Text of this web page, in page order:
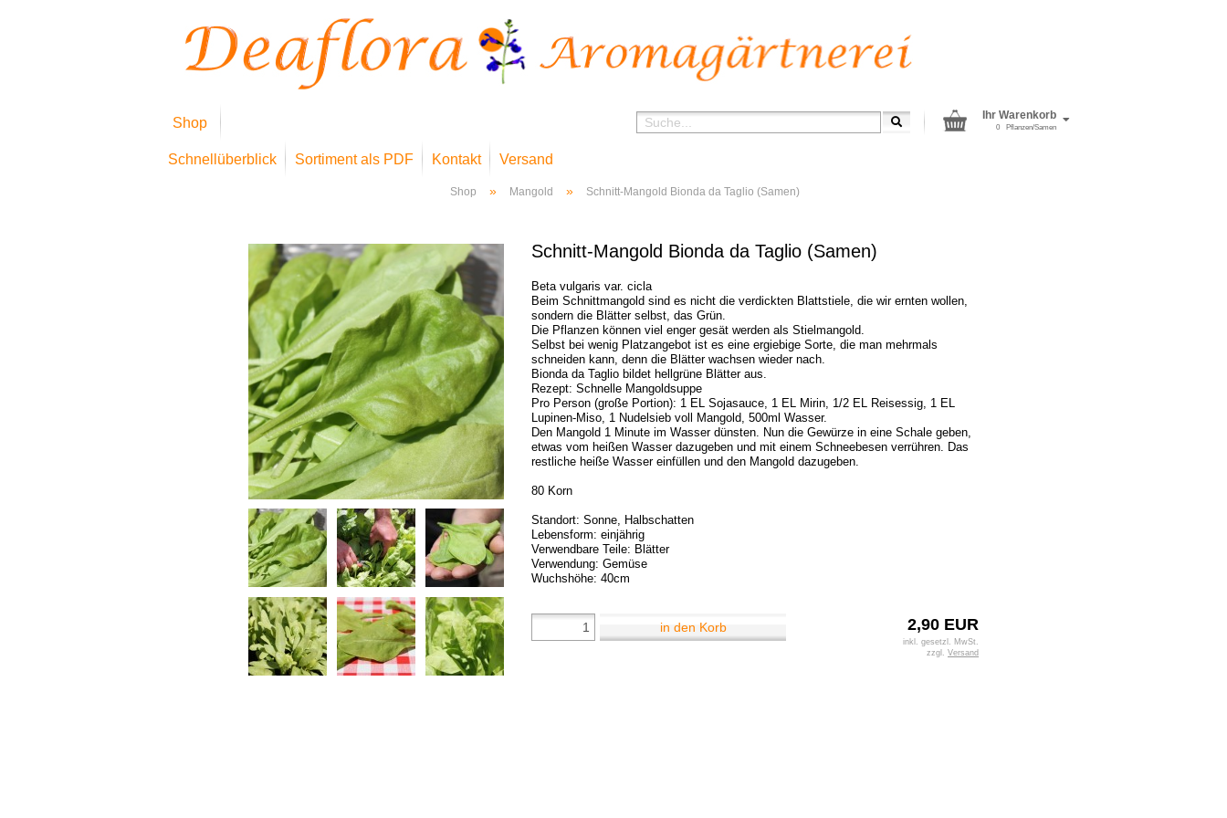
Shop
Schnellüberblick Sortiment als PDF Kontakt Versand
Ihr Warenkorb
Pflanzen/Samen
0
Shop » Mangold » Schnitt-Mangold Bionda da Taglio (Samen)
Schnitt-Mangold Bionda da Taglio (Samen)
Beta vulgaris var. cicla
Beim Schnittmangold sind es nicht die verdickten Blattstiele, die wir ernten wollen,
sondern die Blätter selbst, das Grün.
Die Pflanzen können viel enger gesät werden als Stielmangold.
Selbst bei wenig Platzangebot ist es eine ergiebige Sorte, die man mehrmals
schneiden kann, denn die Blätter wachsen wieder nach.
Bionda da Taglio bildet hellgrüne Blätter aus.
Rezept: Schnelle Mangoldsuppe
Pro Person (große Portion): 1 EL Sojasauce, 1 EL Mirin, 1/2 EL Reisessig, 1 EL
Lupinen-Miso, 1 Nudelsieb voll Mangold, 500ml Wasser.
Den Mangold 1 Minute im Wasser dünsten. Nun die Gewürze in eine Schale geben,
etwas vom heißen Wasser dazugeben und mit einem Schneebesen verrühren. Das
restliche heiße Wasser einfüllen und den Mangold dazugeben.
80 Korn
Standort: Sonne, Halbschatten
Lebensform: einjährig
Verwendbare Teile: Blätter
Verwendung: Gemüse
Wuchshöhe: 40cm
2,90 EUR
inkl. gesetzl. MwSt.
zzgl. Versand
in den Korb